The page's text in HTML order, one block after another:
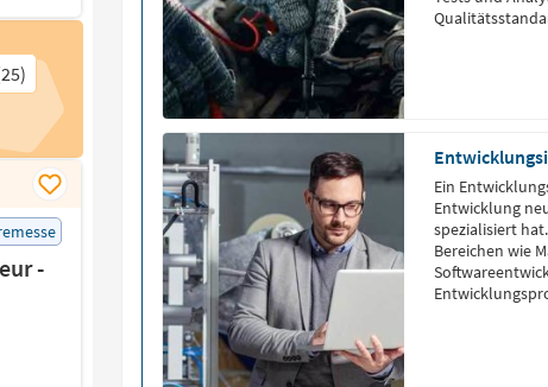
-
Ein
Entwicklung
spezialisiert
Bereichen wie